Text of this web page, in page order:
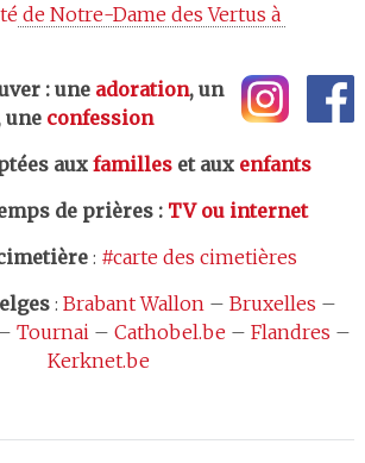
de Notre-Dame des Vertus à
une adoration, un
une confession
aux familleset aux enfants
de prières: TV ou internet
: #carte des cimetières
: Brabant Wallon– Bruxelles –
Tournai– Cathobel.be – Flandres –
Kerknet.be